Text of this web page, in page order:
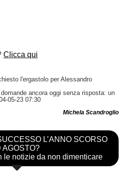
Clicca qui
l'ergastolo per Alessandro
ancora oggi senza risposta: un
05-23 07:30
Michela Scandroglio
L’ANNO SCORSO
AGOSTO?
le notizie da non dimenticare